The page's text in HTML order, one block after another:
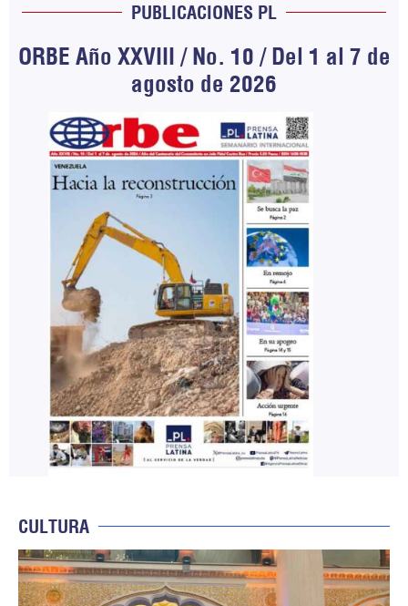
PUBLICACIONES PL
ORBE Año XXVIII / No. 10 / Del 1 al 7 de
agosto de 2026
CULTURA